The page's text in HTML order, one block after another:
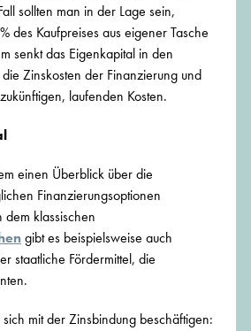
sollten man in der Lage sein,
des Kaufpreises aus eigener Tasche
senkt das Eigenkapital in den
Zinskosten der Finanzierung und
laufenden Kosten.
einen Überblick über die
Finanzierungsoptionen
klassischen
gibt es beispielsweise auch
staatliche Fördermittel, die
mit der Zinsbindung beschäftigen: